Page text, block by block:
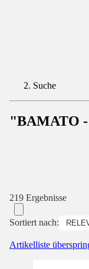
Suche
"BAMATO -
219 Ergebnisse
Sortiert nach:
Artikelliste